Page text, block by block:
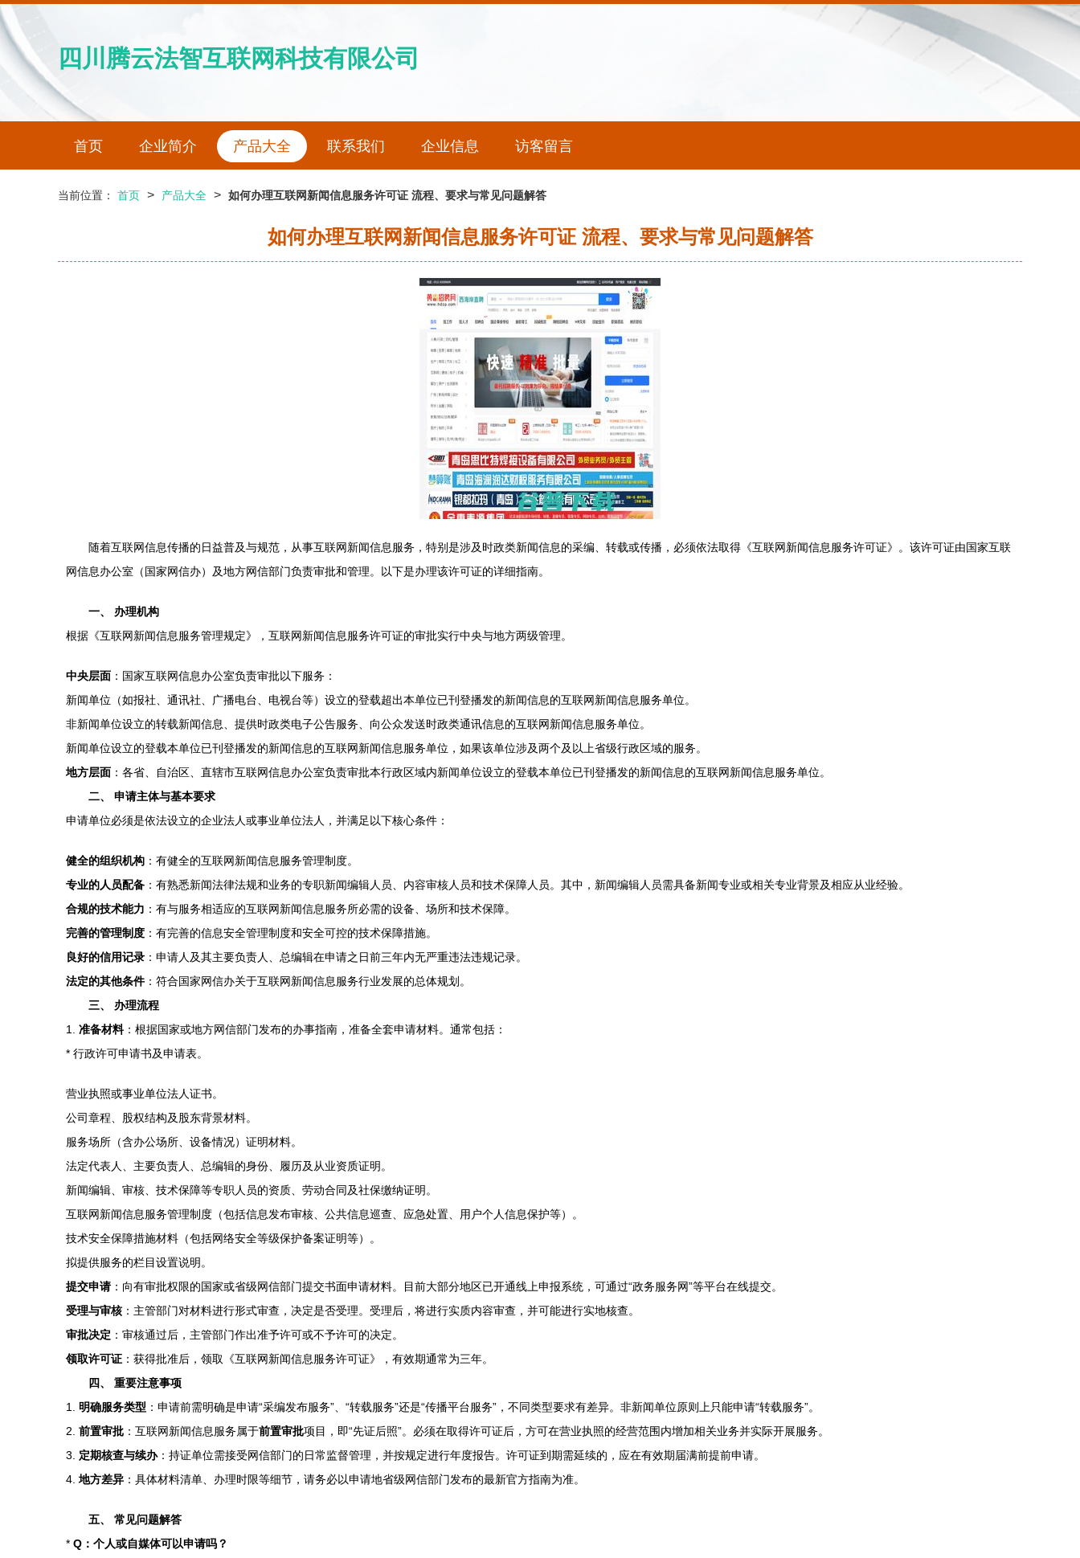
四川腾云法智互联网科技有限公司
首页 企业简介 产品大全 联系我们 企业信息 访客留言
当前位置： 首页 > 产品大全 > 如何办理互联网新闻信息服务许可证 流程、要求与常见问题解答
如何办理互联网新闻信息服务许可证 流程、要求与常见问题解答
随着互联网信息传播的日益普及与规范，从事互联网新闻信息服务，特别是涉及时政类新闻信息的采编、转载或传播，必须依法取得《互联网新闻信息服务许可证》。该许可证由国家互联
网信息办公室（国家网信办）及地方网信部门负责审批和管理。以下是办理该许可证的详细指南。
一、 办理机构
根据《互联网新闻信息服务管理规定》，互联网新闻信息服务许可证的审批实行中央与地方两级管理。
中央层面 ：国家互联网信息办公室负责审批以下服务：
新闻单位（如报社、通讯社、广播电台、电视台等）设立的登载超出本单位已刊登播发的新闻信息的互联网新闻信息服务单位。
非新闻单位设立的转载新闻信息、提供时政类电子公告服务、向公众发送时政类通讯信息的互联网新闻信息服务单位。
新闻单位设立的登载本单位已刊登播发的新闻信息的互联网新闻信息服务单位，如果该单位涉及两个及以上省级行政区域的服务。
地方层面 ：各省、自治区、直辖市互联网信息办公室负责审批本行政区域内新闻单位设立的登载本单位已刊登播发的新闻信息的互联网新闻信息服务单位。
二、 申请主体与基本要求
申请单位必须是依法设立的企业法人或事业单位法人，并满足以下核心条件：
健全的组织机构 ：有健全的互联网新闻信息服务管理制度。
专业的人员配备 ：有熟悉新闻法律法规和业务的专职新闻编辑人员、内容审核人员和技术保障人员。其中，新闻编辑人员需具备新闻专业或相关专业背景及相应从业经验。
合规的技术能力 ：有与服务相适应的互联网新闻信息服务所必需的设备、场所和技术保障。
完善的管理制度 ：有完善的信息安全管理制度和安全可控的技术保障措施。
良好的信用记录 ：申请人及其主要负责人、总编辑在申请之日前三年内无严重违法违规记录。
法定的其他条件：符合国家网信办关于互联网新闻信息服务行业发展的总体规划。
三、 办理流程
1. 准备材料：根据国家或地方网信部门发布的办事指南，准备全套申请材料。通常包括：
* 行政许可申请书及申请表。
营业执照或事业单位法人证书。
公司章程、股权结构及股东背景材料。
服务场所（含办公场所、设备情况）证明材料。
法定代表人、主要负责人、总编辑的身份、履历及从业资质证明。
新闻编辑、审核、技术保障等专职人员的资质、劳动合同及社保缴纳证明。
互联网新闻信息服务管理制度（包括信息发布审核、公共信息巡查、应急处置、用户个人信息保护等）。
技术安全保障措施材料（包括网络安全等级保护备案证明等）。
拟提供服务的栏目设置说明。
提交申请：向有审批权限的国家或省级网信部门提交书面申请材料。目前大部分地区已开通线上申报系统，可通过“政务服务网”等平台在线提交。
受理与审核 ：主管部门对材料进行形式审查，决定是否受理。受理后，将进行实质内容审查，并可能进行实地核查。
审批决定 ：审核通过后，主管部门作出准予许可或不予许可的决定。
领取许可证 ：获得批准后，领取《互联网新闻信息服务许可证》，有效期通常为三年。
四、 重要注意事项
1. 明确服务类型 ：申请前需明确是申请“采编发布服务”、“转载服务”还是“传播平台服务”，不同类型要求有差异。非新闻单位原则上只能申请“转载服务”。
2. 前置审批 ：互联网新闻信息服务属于前置审批项目，即“先证后照”。必须在取得许可证后，方可在营业执照的经营范围内增加相关业务并实际开展服务。
3. 定期核查与续办：持证单位需接受网信部门的日常监督管理，并按规定进行年度报告。许可证到期需延续的，应在有效期届满前提前申请。
4. 地方差异 ：具体材料清单、办理时限等细节，请务必以申请地省级网信部门发布的最新官方指南为准。
五、 常见问题解答
* Q：个人或自媒体可以申请吗？